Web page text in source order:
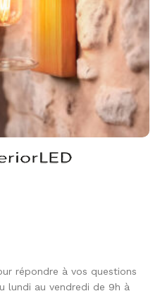
répondre à vos questions
lundi au vendredi de 9h à